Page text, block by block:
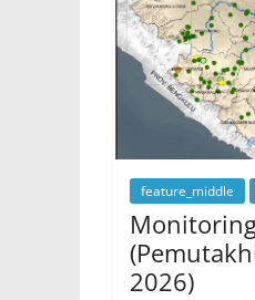
feature_middle
2026)